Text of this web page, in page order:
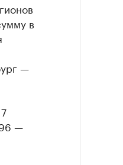
в
—
—